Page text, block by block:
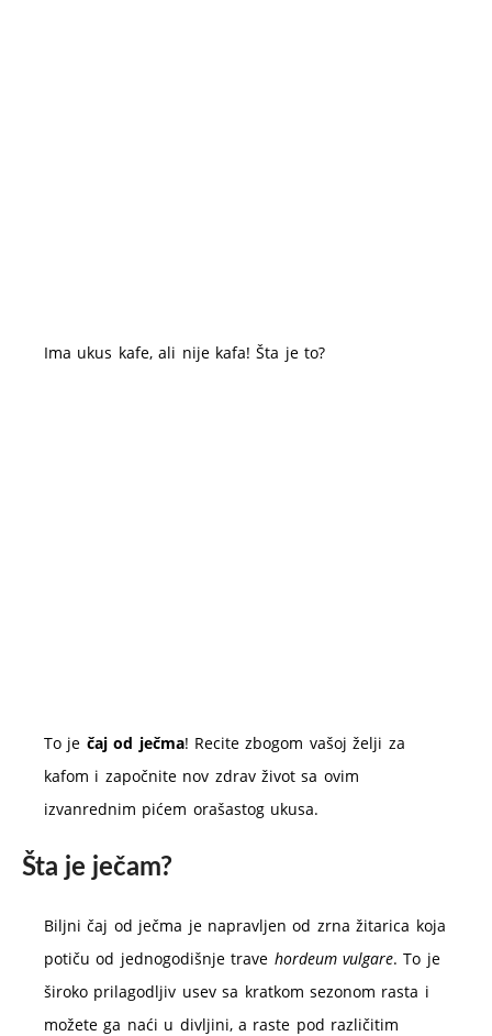
Ima ukus kafe, ali nije kafa! Šta je to?
To je čaj od ječma! Recite zbogom vašoj želji za
kafom i započnite nov zdrav život sa ovim
izvanrednim pićem orašastog ukusa.
Šta je ječam?
Biljni čaj od ječma je napravljen od zrna žitarica koja
potiču od jednogodišnje trave hordeum vulgare. To je
široko prilagodljiv usev sa kratkom sezonom rasta i
možete ga naći u divljini, a raste pod različitim